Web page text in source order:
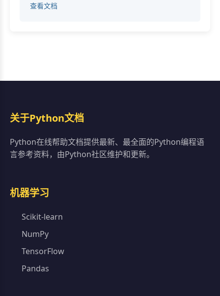
查看文档
关于Python文档
Python在线帮助文档提供最新、最全面的Python编程语
言参考资料，由Python社区维护和更新。
机器学习
Scikit-learn
NumPy
TensorFlow
Pandas